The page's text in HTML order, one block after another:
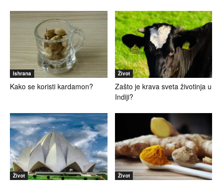
Ishrana
Kako se koristi kardamon?
Život
Zašto je krava sveta životinja u
Indiji?
Život Život